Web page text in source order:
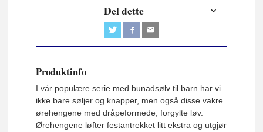
Del dette
Produktinfo
I vår populære serie med bunadsølv til barn har vi
ikke bare søljer og knapper, men også disse vakre
ørehengene med dråpeformede, forgylte løv.
Ørehengene løfter festantrekket litt ekstra og utgjør